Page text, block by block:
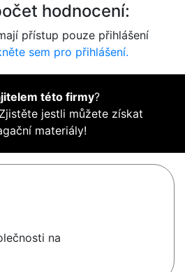
hodnocení:
přístup pouze přihlášení
sem pro přihlášení.
této firmy?
Zjistěte jestli můžete získat
materiály!
na